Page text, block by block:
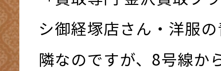
シ御経塚店さん・洋服
隣なのですが、8号線か